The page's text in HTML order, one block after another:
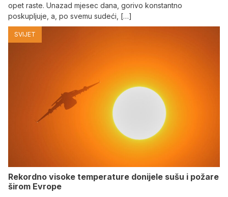
opet raste. Unazad mjesec dana, gorivo konstantno
poskupljuje, a, po svemu sudeći, […]
SVIJET
Rekordno visoke temperature donijele sušu i požare
širom Evrope